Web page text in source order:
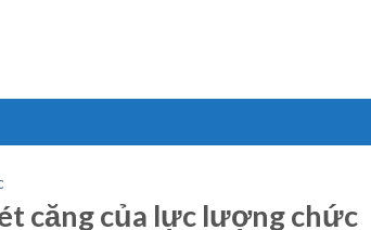
căng của lực lượng chức